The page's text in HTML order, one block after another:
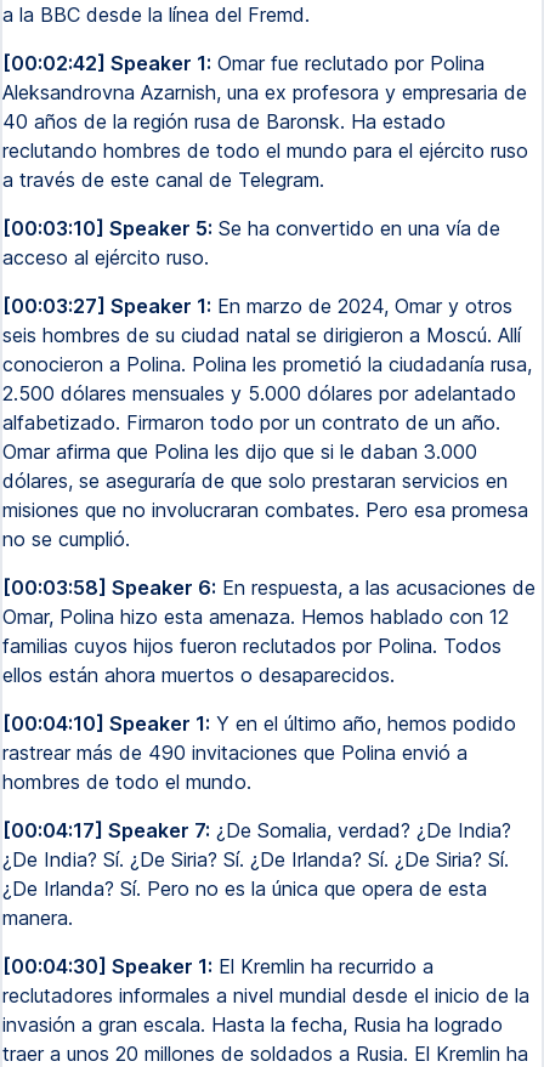
a la BBC desde la línea del Fremd.
[00:02:42] Speaker 1: Omar fue reclutado por Polina
Aleksandrovna Azarnish, una ex profesora y empresaria de
40 años de la región rusa de Baronsk. Ha estado
reclutando hombres de todo el mundo para el ejército ruso
a través de este canal de Telegram.
[00:03:10] Speaker 5: Se ha convertido en una vía de
acceso al ejército ruso.
[00:03:27] Speaker 1: En marzo de 2024, Omar y otros
seis hombres de su ciudad natal se dirigieron a Moscú. Allí
conocieron a Polina. Polina les prometió la ciudadanía rusa,
2.500 dólares mensuales y 5.000 dólares por adelantado
alfabetizado. Firmaron todo por un contrato de un año.
Omar afirma que Polina les dijo que si le daban 3.000
dólares, se aseguraría de que solo prestaran servicios en
misiones que no involucraran combates. Pero esa promesa
no se cumplió.
[00:03:58] Speaker 6: En respuesta, a las acusaciones de
Omar, Polina hizo esta amenaza. Hemos hablado con 12
familias cuyos hijos fueron reclutados por Polina. Todos
ellos están ahora muertos o desaparecidos.
[00:04:10] Speaker 1: Y en el último año, hemos podido
rastrear más de 490 invitaciones que Polina envió a
hombres de todo el mundo.
[00:04:17] Speaker 7: ¿De Somalia, verdad? ¿De India?
¿De India? Sí. ¿De Siria? Sí. ¿De Irlanda? Sí. ¿De Siria? Sí.
¿De Irlanda? Sí. Pero no es la única que opera de esta
manera.
[00:04:30] Speaker 1: El Kremlin ha recurrido a
reclutadores informales a nivel mundial desde el inicio de la
invasión a gran escala. Hasta la fecha, Rusia ha logrado
traer a unos 20 millones de soldados a Rusia. El Kremlin ha